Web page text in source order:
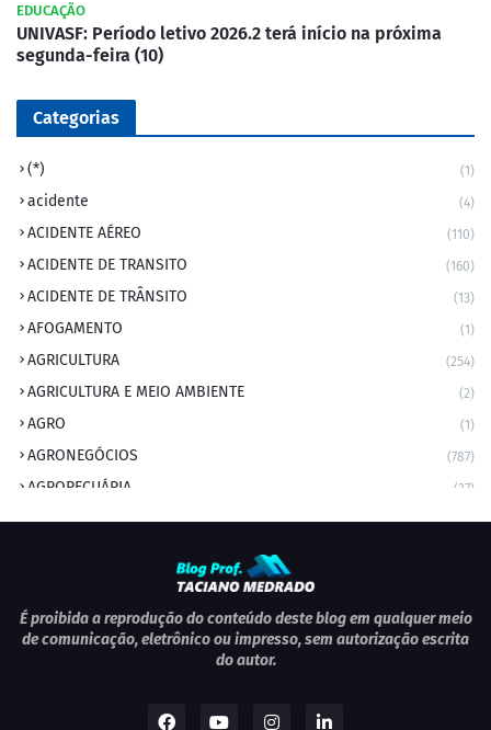
EDUCAÇÃO
UNIVASF: Período letivo 2026.2 terá início na próxima
segunda-feira (10)
Categorias
(*) (1)
acidente (4)
ACIDENTE AÉREO (110)
ACIDENTE DE TRANSITO (160)
ACIDENTE DE TRÂNSITO (13)
AFOGAMENTO (1)
AGRICULTURA (254)
AGRICULTURA E MEIO AMBIENTE (2)
AGRO (1)
AGRONEGÓCIOS (787)
AGROPECUÁRIA (37)
AMBIENTE (9)
ANIVERSÁRIO DA CIDADE
ANIVERSÁRIOS (1)
APEXBRASIL (1)
É proibida a reprodução do conteúdo deste blog em qualquer meio
de comunicação, eletrônico ou impresso, sem autorização escrita
do autor.